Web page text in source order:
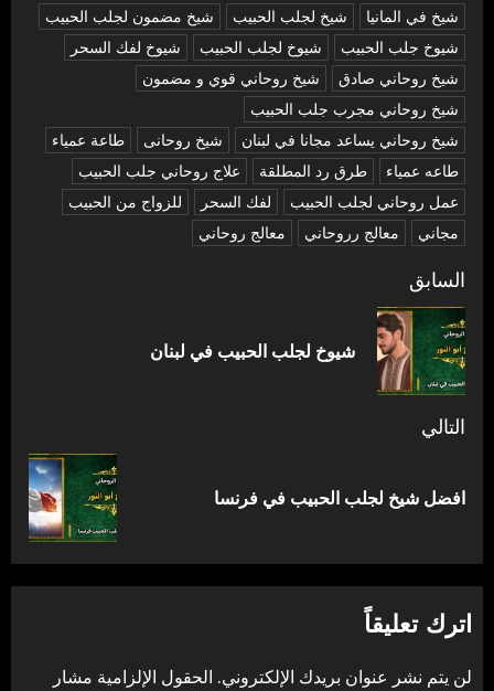
شيخ في المانيا شيخ لجلب الحبيب
شيخ مضمون لجلب الحبيب
شيوخ جلب الحبيب
شيوخ لجلب الحبيب
شيوخ لفك السحر
شیخ روحاني صادق
شیخ روحاني قوي و مضمون
شیخ روحاني مجرب جلب الحبيب
شیخ روحاني يساعد مجانا في لبنان
شیخ روحانی
طاعة عمياء
طاعه عمياء
طرق رد المطلقة
علاج روحاني جلب الحبيب
عمل روحاني لجلب الحبيب
لفك السحر
للزواج من الحبيب
مجاني
معالج رروحاني معالج روحاني
تصفّح
المقالات
السابق
شيوخ لجلب الحبيب في لبنان
التالي
المقالة
افضل شيخ لجلب الحبيب في فرنسا
اترك تعليقاً
لن يتم نشر عنوان بريدك الإلكتروني. الحقول الإلزامية مشار